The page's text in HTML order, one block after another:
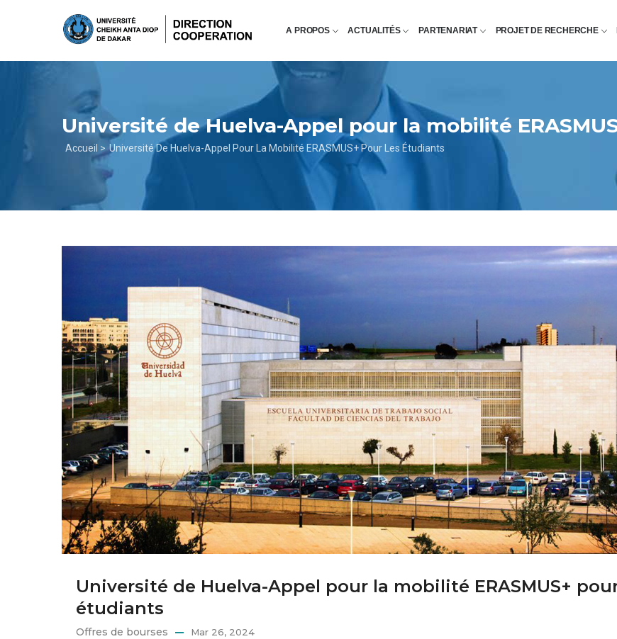
principal
A PROPOS ACTUALITÉS PARTENARIAT PROJET DE RECHERCHE
Université de Huelva-Appel pour la mobilité
Fil
d'Ariane
Accueil > Université De Huelva-Appel Pour La Mobilité ERASMUS+ Pour Les Étudiants
Université de Huelva-Appel pour la mobilité ERASMUS+
étudiants
Offres de bourses Mar 26, 2024